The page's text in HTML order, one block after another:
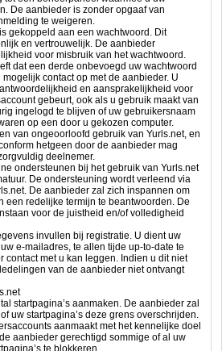
De aanbieder is zonder opgaaf van
te weigeren.
gekoppeld aan een wachtwoord. Dit
en vertrouwelijk. De aanbieder
voor misbruik van het wachtwoord.
dat een derde onbevoegd uw wachtwoord
contact op met de aanbieder. U
en aansprakelijkheid voor
gebeurt, ook als u gebruik maakt van
ingelogd te blijven of uw gebruikersnaam
op een door u gekozen computer.
van ongeoorloofd gebruik van Yurls.net, en
hetgeen door de aanbieder mag
deelnemer.
ondersteunen bij het gebruik van Yurls.net
De ondersteuning wordt verleend via
De aanbieder zal zich inspannen om
een redelijke termijn te beantwoorden. De
voor de juistheid en/of volledigheid
invullen bij registratie. U dient uw
e-mailadres, te allen tijde up-to-date te
contact met u kan leggen. Indien u dit niet
van de aanbieder niet ontvangt
startpagina’s aanmaken. De aanbieder zal
uw startpagina’s deze grens overschrijden.
aanmaakt met het kennelijke doel
aanbieder gerechtigd sommige of al uw
te blokkeren.